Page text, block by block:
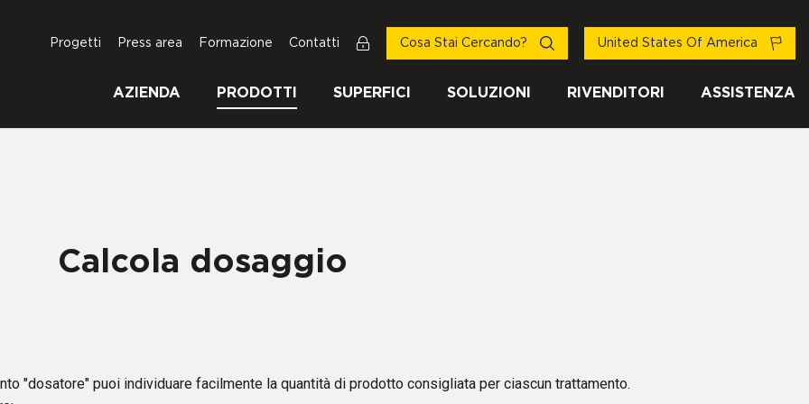
AZIENDA PRODOTTI SUPERFICI SOLUZIONI RIVENDITORI ASSISTENZA
Progetti Press area Formazione Contatti Cosa Stai Cercando? United States Of America
Calcola dosaggio
"dosatore" puoi individuare facilmente la quantità di prodotto consigliata per ciascun trattamento.